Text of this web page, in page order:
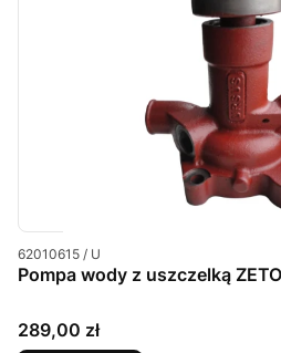
Kod produktu
62010615 / U
Pompa wody z uszczelką
Cena
289,00 zł